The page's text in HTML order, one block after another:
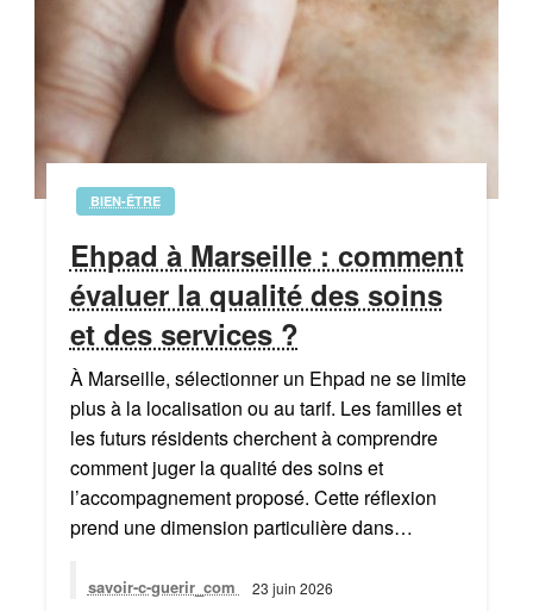
BIEN-ÊTRE
Ehpad à Marseille : comment
évaluer la qualité des soins
et des services ?
À Marseille, sélectionner un Ehpad ne se limite
plus à la localisation ou au tarif. Les familles et
les futurs résidents cherchent à comprendre
comment juger la qualité des soins et
l’accompagnement proposé. Cette réflexion
prend une dimension particulière dans…
savoir-c-guerir_com 23 juin 2026